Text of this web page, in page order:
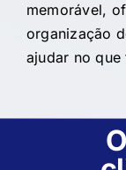
memorável,
organização
ajudar no